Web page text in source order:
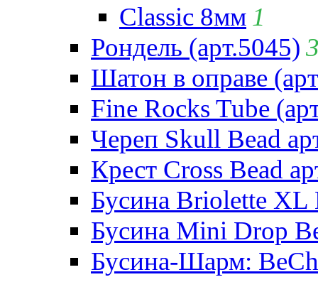
Classic 8мм 1
Рондель (арт.5045)
Шатон в оправе
Fine Rocks Tube
Череп Skull Bead
Крест Cross Bead
Бусина Briolette XL
Бусина Mini Drop
Бусина-Шарм: